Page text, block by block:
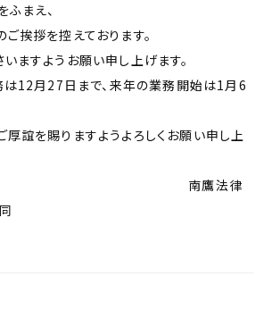
まえ、
挨拶を控えております。
ますようお願い申し上げます。
12月27日まで、来年の業務開始は1月6
誼を賜りますようよろしくお願い申し上
法律